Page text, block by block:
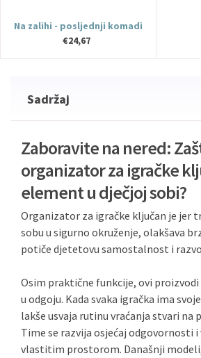
Na zalihi - posljednji komadi
€24,67
Sadržaj
Zaboravite na nered:
organizator za igračke
element u dječjoj sobi?
Organizator za igračke ključan je jer
sobu u sigurno okruženje, olakšava
potiče djetetovu samostalnost i
Osim praktične funkcije, ovi proizvodi
u odgoju. Kada svaka igračka ima
lakše usvaja rutinu vraćanja stvari na
Time se razvija osjećaj odgovornosti
vlastitim prostorom. Današnji